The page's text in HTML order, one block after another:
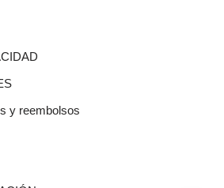
y reembolsos